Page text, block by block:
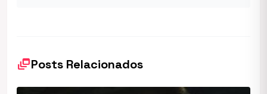
dynamic_feedPosts Relacionados